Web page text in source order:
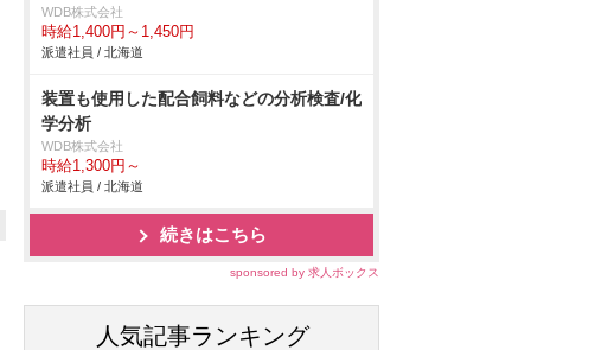
WDB株式会社
時給1,400円～1,450円
派遣社員 / 北海道
装置も使用した配合飼料などの分析検査/化
学分析
WDB株式会社
時給1,300円～
派遣社員 / 北海道
続きはこちら
sponsored by 求人ボックス
人気記事ランキング